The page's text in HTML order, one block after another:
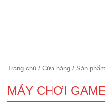
Trang chủ / Cửa hàng / Sản
MÁY CHƠI